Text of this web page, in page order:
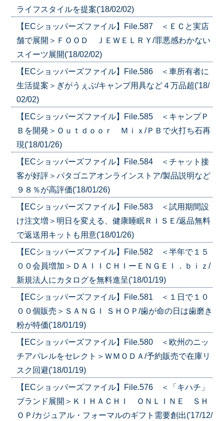
ライフスタイルを提案('18/02/02)
【ECショッパーズファイル】File.587 ＜ＥＣと実店
舗で展開＞ＦＯＯＤ ＪＥＷＥＬＲＹ/罪悪感わかない
スイーツ展開('18/02/02)
【ECショッパーズファイル】File.586 ＜車所有者に
生活提案＞ぎがうぇぶ/キャンプ用具など４万品超('18/
02/02)
【ECショッパーズファイル】File.585 ＜キャンプＰ
Ｂを開発＞Ｏｕｔｄｏｏｒ Ｍｉｘ/ＰＢで火打ち石再
現('18/01/26)
【ECショッパーズファイル】File.584 ＜チャット接
客が好評＞パタゴニアオンラインストア/製品説明など
９８％が高評価('18/01/26)
【ECショッパーズファイル】File.583 ＜試用期間設
け注文増＞明日を変える、健康睡眠ＲＩＳＥ/返品無料
で返送用キットも用意('18/01/26)
【ECショッパーズファイル】File.582 ＜半年で１５
００会員増加＞ＤＡＩＩＣＨＩーＥＮＧＥＩ．ｂｉｚ/
新規法人にカタログを無料進呈('18/01/19)
【ECショッパーズファイル】File.581 ＜１日で１０
００個販売＞ＳＡＮＧＩ ＳＨＯＰ/歯が命の日は歯磨き
粉が特価('18/01/19)
【ECショッパーズファイル】File.580 ＜欧州のニッ
チアパレルをセレクト＞ＷＭＯＤＡ/予約販売で在庫リ
スク回避('18/01/19)
【ECショッパーズファイル】File.576 ＜「キハチ」
ブランド展開＞ＫＩＨＡＣＨＩ ＯＮＬＩＮＥ ＳＨ
ＯＰ/カジュアル・フォーマルのギフト需要創出('17/12/